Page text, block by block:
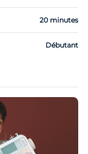
20 minutes
Débutant